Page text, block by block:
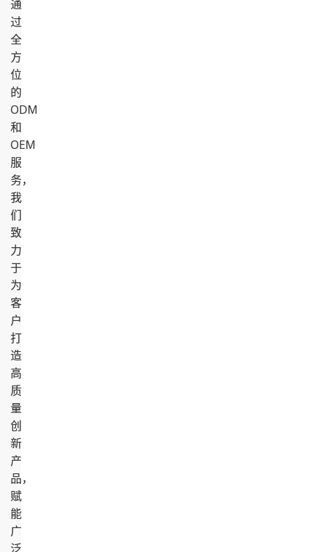
通
过
全
方
位
的
ODM
和
OEM
服
务，
我
们
致
力
于
为
客
户
打
造
高
质
量
创
新
产
品，
赋
能
广
泛